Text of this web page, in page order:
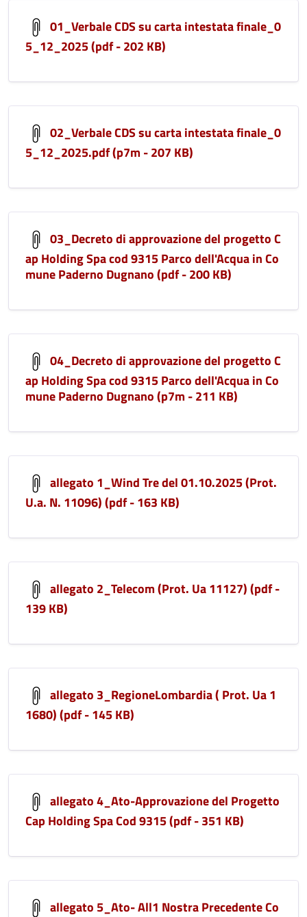
01_Verbale CDS su carta intestata finale_0
5_12_2025 (pdf - 202 KB)
02_Verbale CDS su carta intestata finale_0
5_12_2025.pdf (p7m - 207 KB)
03_Decreto di approvazione del progetto C
ap Holding Spa cod 9315 Parco dell'Acqua in Co
mune Paderno Dugnano (pdf - 200 KB)
04_Decreto di approvazione del progetto C
ap Holding Spa cod 9315 Parco dell'Acqua in Co
mune Paderno Dugnano (p7m - 211 KB)
allegato 1_Wind Tre del 01.10.2025 (Prot.
U.a. N. 11096) (pdf - 163 KB)
allegato 2_Telecom (Prot. Ua 11127) (pdf -
139 KB)
allegato 3_RegioneLombardia ( Prot. Ua 1
1680) (pdf - 145 KB)
allegato 4_Ato-Approvazione del Progetto
Cap Holding Spa Cod 9315 (pdf - 351 KB)
allegato 5_Ato- All1 Nostra Precedente Co